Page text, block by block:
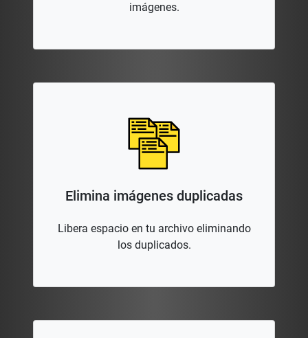
imágenes.
Elimina imágenes duplicadas
Libera espacio en tu archivo eliminando
los duplicados.